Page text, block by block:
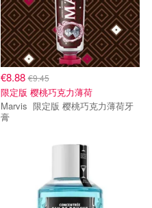
€8.88€9.45
限定版 樱桃巧克力薄荷
Marvis 限定版 樱桃巧克力薄荷牙
膏